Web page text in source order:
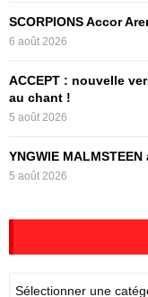
SCORPIONS Accor
6 août 2026
ACCEPT : nouvelle
au chant !
5 août 2026
YNGWIE
5 août 2026